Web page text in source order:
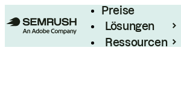
Preise
Lösungen
Ressourcen